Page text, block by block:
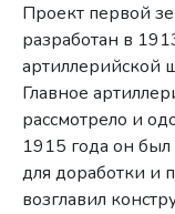
Проект первой
разработан в
артиллерийской
Главное
рассмотрело и
1915 года он
для доработки и
возглавил